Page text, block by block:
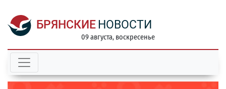
БРЯНСКИЕ НОВОСТИ
09 августа, воскресенье